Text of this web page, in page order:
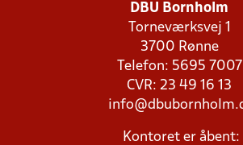
DBU Bornholm
Torneværksvej 1
3700 Rønne
Telefon: 5695 7007
CVR: 23 49 16 13
Kontoret er åbent: